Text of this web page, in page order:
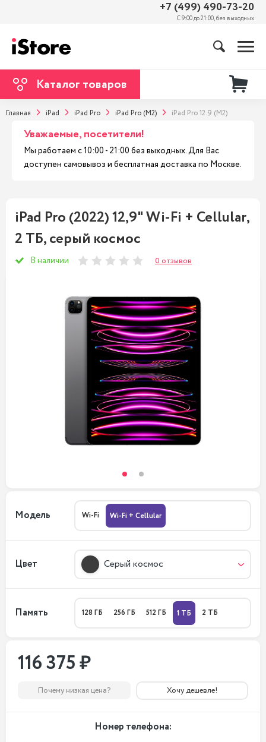
+7 (499) 490-73-20
С 9:00 до 21:00, без выходных
Каталог товаров
Главная iPad iPad Pro iPad Pro (M2) iPad Pro 12.9 (M2)
Уважаемые, посетители!
Мы работаем с 10:00 - 21:00 без выходных. Для Вас
доступен самовывоз и бесплатная доставка по Москве.
iPad Pro (2022) 12,9" Wi-Fi + Cellular,
2 ТБ, серый космос
В наличии 0 отзывов
Модель Wi-Fi Wi-Fi + Cellular
Цвет Серый космос
Память 128 ГБ 256 ГБ 512 ГБ 1 ТБ 2 ТБ
116 375 ₽
Почему низкая цена? Хочу дешевле!
Номер телефона: